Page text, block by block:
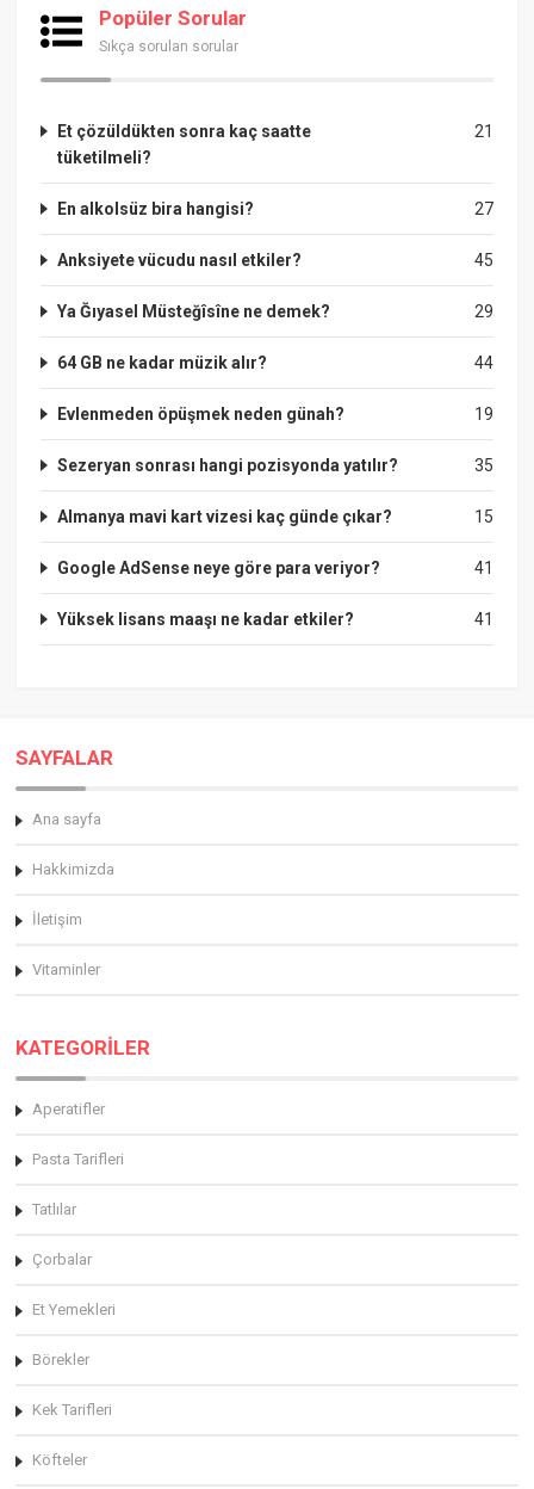
Popüler Sorular
Sıkça sorulan sorular
21
Et çözüldükten sonra kaç saatte
tüketilmeli?
27
En alkolsüz bira hangisi?
45
Anksiyete vücudu nasıl etkiler?
29
Ya Ğıyasel Müsteğîsîne ne demek?
44
64 GB ne kadar müzik alır?
19
Evlenmeden öpüşmek neden günah?
35
Sezeryan sonrası hangi pozisyonda yatılır?
15
Almanya mavi kart vizesi kaç günde çıkar?
41
Google AdSense neye göre para veriyor?
41
Yüksek lisans maaşı ne kadar etkiler?
SAYFALAR
Ana sayfa
Hakkimizda
İletişim
Vitaminler
KATEGORİLER
Aperatifler
Pasta Tarifleri
Tatlılar
Çorbalar
Et Yemekleri
Börekler
Kek Tarifleri
Köfteler